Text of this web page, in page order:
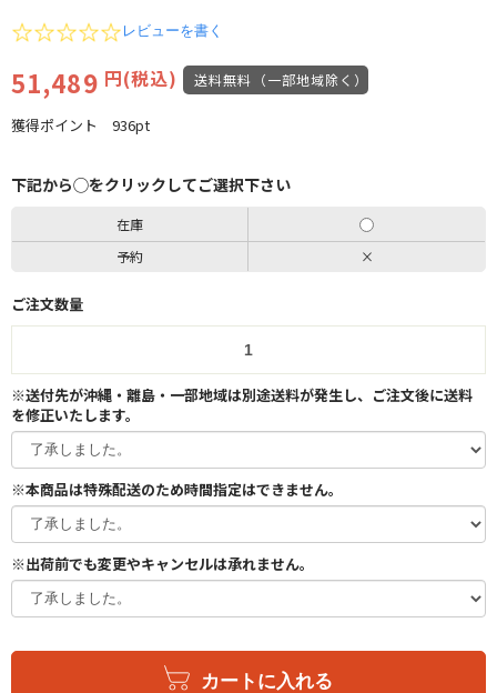
0.0
rating
レビューを書く
51,489 円(税込) 送料無料（一部地域除く）
獲得ポイント 936pt
下記から◯をクリックしてご選択下さい
在庫
予約
×
ご注文数量
※送付先が沖縄・離島・一部地域は別途送料が発生し、ご注文後に送料
を修正いたします。
※本商品は特殊配送のため時間指定はできません。
※出荷前でも変更やキャンセルは承れません。
カートに入れる